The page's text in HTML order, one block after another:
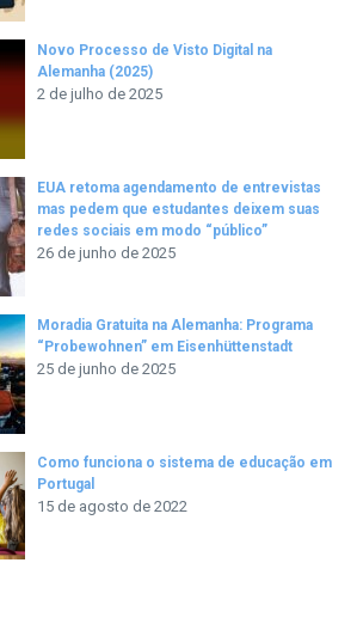
Novo Processo de Visto Digital na
Alemanha (2025)
2 de julho de 2025
EUA retoma agendamento de entrevistas
mas pedem que estudantes deixem suas
redes sociais em modo “público”
26 de junho de 2025
Moradia Gratuita na Alemanha: Programa
“Probewohnen” em Eisenhüttenstadt
25 de junho de 2025
Como funciona o sistema de educação em
Portugal
15 de agosto de 2022